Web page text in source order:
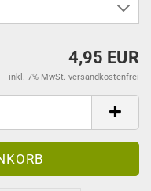
4,95 EUR
inkl. 7% MwSt. versandkostenfrei